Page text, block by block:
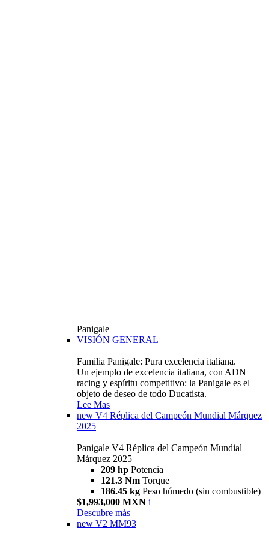
Panigale
VISIÓN GENERAL
Familia Panigale: Pura excelencia italiana.
Un ejemplo de excelencia italiana, con ADN
racing y espíritu competitivo: la Panigale es el
objeto de deseo de todo Ducatista.
Lee Mas
new V4 Réplica del Campeón Mundial Márquez
2025
Panigale V4 Réplica del Campeón Mundial
Márquez 2025
209 hp Potencia
121.3 Nm Torque
186.45 kg Peso húmedo (sin combustible)
$1,993,000 MXN i
Descubre más
new V2 MM93